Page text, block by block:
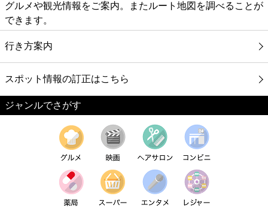
グルメや観光情報をご案内。またルート地図を調べることが
できます。
行き方案内
スポット情報の訂正はこちら
ジャンルでさがす